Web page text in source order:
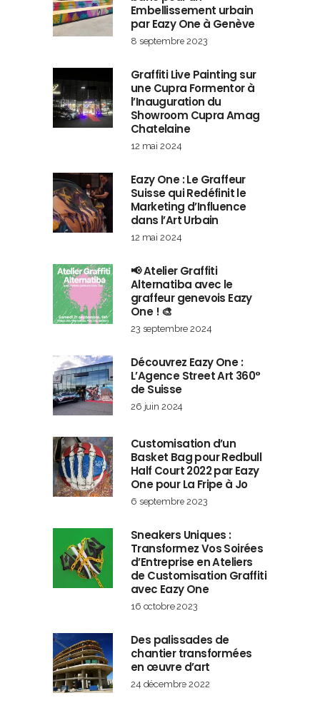
Embellissement urbain
par Eazy One à Genève
8 septembre 2023
Graffiti Live Painting sur
une Cupra Formentor à
l’Inauguration du
Showroom Cupra Amag
Chatelaine
12 mai 2024
Eazy One : Le Graffeur
Suisse qui Redéfinit le
Marketing d’Influence
dans l’Art Urbain
12 mai 2024
📢 Atelier Graffiti
Alternatiba avec le
graffeur genevois Eazy
One ! 🎨
23 septembre 2024
Découvrez Eazy One :
L’Agence Street Art 360°
de Suisse
26 juin 2024
Customisation d’un
Basket Bag pour Redbull
Half Court 2022 par Eazy
One pour La Fripe à Jo
6 septembre 2023
Sneakers Uniques :
Transformez Vos Soirées
d’Entreprise en Ateliers
de Customisation Graffiti
avec Eazy One
16 octobre 2023
Des palissades de
chantier transformées
en œuvre d’art
24 décembre 2022